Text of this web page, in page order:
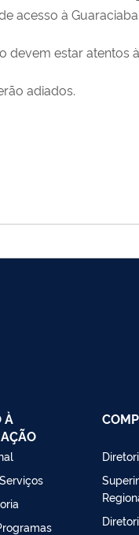
acesso à Guaraciaba.
devem estar atentos
adiados.
À